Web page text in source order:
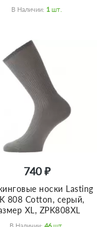
В Наличии: 1 Шт.
740 ₽
носки Lasting
808 Cotton, серый,
XL, ZPK808XL
В Наличии: 46 Шт.